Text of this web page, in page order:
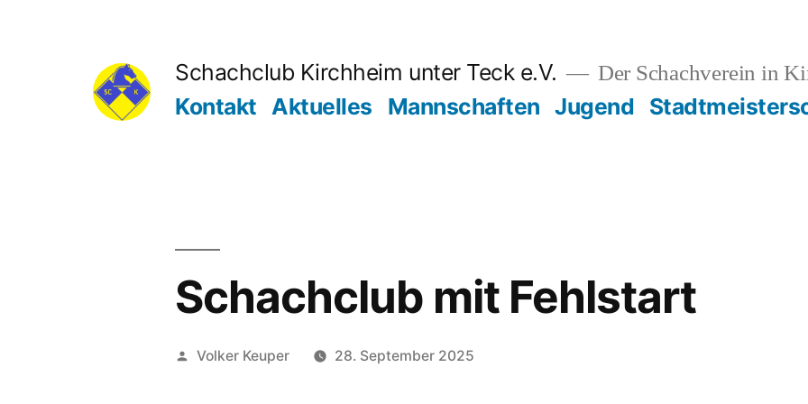
Schachclub Kirchheim unter Teck e.V. Der Schachverein in
Kontakt Aktuelles Mannschaften Jugend
Schachclub mit Fehlstart
Veröffentlicht
Volker Keuper 28. September 2025